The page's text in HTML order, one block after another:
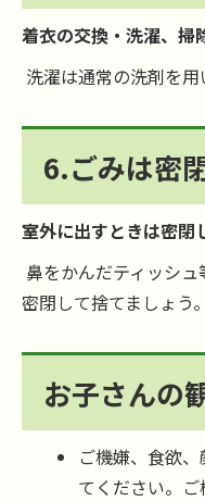
着衣の交換・洗濯、掃
洗濯は通常の洗剤を用
6.ごみは密
室外に出すときは密閉
鼻をかんだティッシ
密閉して捨てましょう
お子さんの
ご機嫌、食欲
てください。